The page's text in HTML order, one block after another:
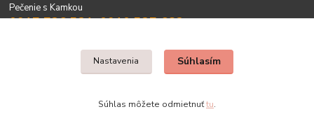
Pečenie s Kamkou
0917 736 531, 0910 537 682
Nastavenia Súhlasím
Súhlas môžete odmietnuťtu.